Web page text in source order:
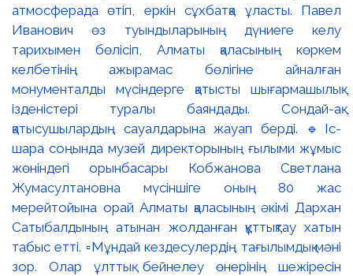
атмосферада өтіп, еркін сұхбатқа ұласты. Павел
Иванович өз туындыларының дүниеге келу
тарихымен бөлісіп, Алматы қаласының көркем
келбетінің ажырамас бөлігіне айналған
монументалды мүсіндерге қатысты шығармашылық
ізденістері туралы баяндады. Сондай-ақ
қатысушылардың сауалдарына жауап берді. 🔹Іс-
шара соңында музей директорының ғылыми жұмыс
жөніндегі орынбасары Кобжанова Светлана
Жумасултановна мүсіншіге оның 80 жас
мерейтойына орай Алматы қаласының әкімі Дархан
Сатыбалдының атынан жолданған құттықтау хатын
табыс етті. ▫️Мұндай кездесулердің тағылымдық мәні
зор. Олар ұлттық бейнелеу өнерінің шежіресін